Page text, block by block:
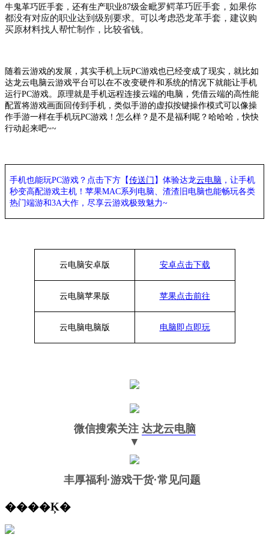
牛鬼革巧匠手套，还有生产职业87级金毗罗鳄革巧匠手套 ， 如果你
都没有对应的职业达到级别要求。可以考虑恐龙革手套，建议购
买原材料找人帮忙制作，比较省钱。
随着云游戏的发展，其实手机上玩PC游戏也已经变成了现实，就比如
达龙云电脑云游戏平台可以在不改变硬件和系统的情况下就能让手机
运行PC游戏。原理就是手机远程连接云端的电脑，凭借云端的高性能
配置将游戏画面回传到手机，类似手游的虚拟按键操作模式可以像操
作手游一样在手机玩PC游戏！怎么样？是不是福利呢？哈哈哈，快快
行动起来吧~~
手机也能玩PC游戏？点击下方【传送门 】体验达龙云电脑 ，让手机
秒变高配游戏主机 ！苹果MAC系列电脑、渣渣旧电脑也能畅玩各类
热门端游和3A大作， 尽享云游戏极致魅力~
云电脑安卓版 安卓点击下载
云电脑苹果版 苹果点击前往
云电脑电脑版 电脑即点即玩
微信搜索关注 达龙云电脑
▼
丰厚福利 ·游戏干货·常见问题
����Ķ�